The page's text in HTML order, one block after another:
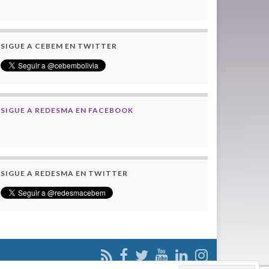
SIGUE A CEBEM EN TWITTER
SIGUE A REDESMA EN FACEBOOK
SIGUE A REDESMA EN TWITTER